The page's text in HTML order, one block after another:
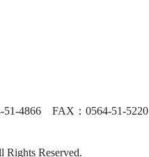
4866 FAX：0564-51-5220
Rights Reserved.